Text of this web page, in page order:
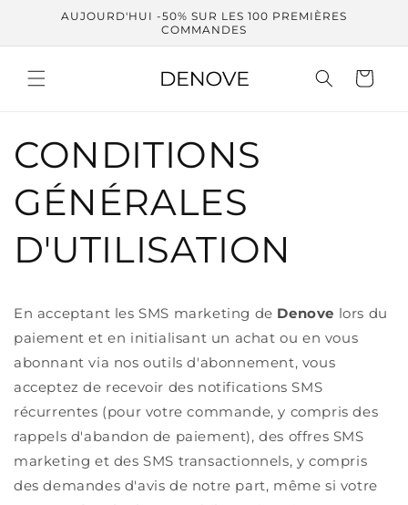
passerAUJOURD'HUI -50% SUR LES 100 PREMIÈRES
COMMANDES
Panier
CONDITIONS
GÉNÉRALES
D'UTILISATION
En acceptant les SMS marketing de Denove lors du
paiement et en initialisant un achat ou en vous
abonnant via nos outils d'abonnement, vous
acceptez de recevoir des notifications SMS
récurrentes (pour votre commande, y compris des
rappels d'abandon de paiement), des offres SMS
marketing et des SMS transactionnels, y compris
des demandes d'avis de notre part, même si votre